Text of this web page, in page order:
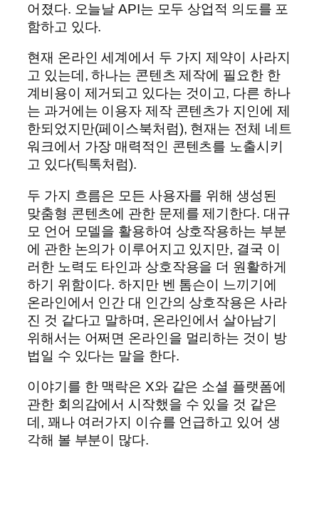
어졌다. 오늘날 API는 모두 상업적 의도를 포
함하고 있다.
현재 온라인 세계에서 두 가지 제약이 사라지
고 있는데, 하나는 콘텐츠 제작에 필요한 한
계비용이 제거되고 있다는 것이고, 다른 하나
는 과거에는 이용자 제작 콘텐츠가 지인에 제
한되었지만(페이스북처럼), 현재는 전체 네트
워크에서 가장 매력적인 콘텐츠를 노출시키
고 있다(틱톡처럼).
두 가지 흐름은 모든 사용자를 위해 생성된
맞춤형 콘텐츠에 관한 문제를 제기한다. 대규
모 언어 모델을 활용하여 상호작용하는 부분
에 관한 논의가 이루어지고 있지만, 결국 이
러한 노력도 타인과 상호작용을 더 원활하게
하기 위함이다. 하지만 벤 톰슨이 느끼기에
온라인에서 인간 대 인간의 상호작용은 사라
진 것 같다고 말하며, 온라인에서 살아남기
위해서는 어쩌면 온라인을 멀리하는 것이 방
법일 수 있다는 말을 한다.
이야기를 한 맥락은 X와 같은 소셜 플랫폼에
관한 회의감에서 시작했을 수 있을 것 같은
데, 꽤나 여러가지 이슈를 언급하고 있어 생
각해 볼 부분이 많다.